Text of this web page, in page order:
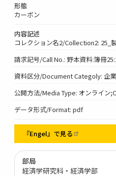
形態
カーボン
内容記述
コレクション名2/Collection2: 25_
請求記号/Call No.: 野本資料:簿冊
資料区分/Document Categoly: 企
公開方法/Media Type: オンライン
データ形式/Format: pdf
『Engel』で見る
部局
経済学研究科・経済学部